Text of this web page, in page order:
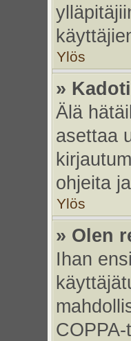
Ylös
»
Älä
asettaa
ohjeita
Ylös
» Olen
Ihan